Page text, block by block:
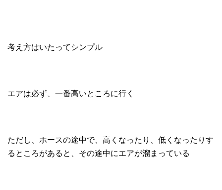
考え方はいたってシンプル
エアは必ず、一番高いところに行く
ただし、ホースの途中で、高くなったり、低くなったりす
るところがあると、その途中にエアが溜まっている